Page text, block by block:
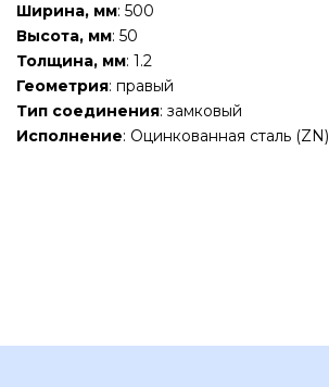
Ширина, мм: 500
Высота, мм: 50
Толщина, мм: 1.2
Геометрия: правый
Тип соединения: замковый
Исполнение: Оцинкованная сталь (ZN)